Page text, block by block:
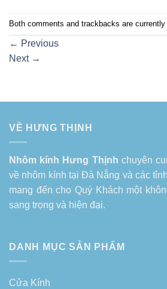
Both comments and trackbacks are currently
← Previous
Next →
VỀ HƯNG THỊNH
Nhôm kính Hưng Thịnh chuyên
về nhôm kính tại Đà Nẵng và các
mang đến cho Quý Khách một
sang trọng và hiện đại.
DANH MỤC SẢN PHẨM
Cửa Kính